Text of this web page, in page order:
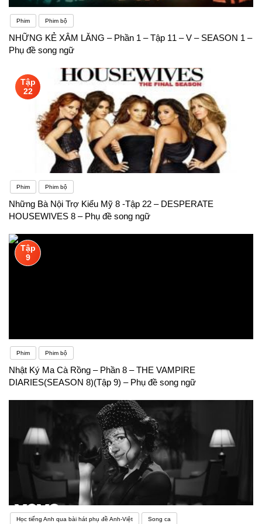
Phim Phim bộ
NHỮNG KẺ XÂM LĂNG – Phần 1 – Tập 11 – V – SEASON 1 –
Phụ đề song ngữ
Tập
22
Phim Phim bộ
Những Bà Nội Trợ Kiểu Mỹ 8 -Tập 22 – DESPERATE
HOUSEWIVES 8 – Phụ đề song ngữ
Tập
9
Phim Phim bộ
Nhật Ký Ma Cà Rồng – Phần 8 – THE VAMPIRE
DIARIES(SEASON 8)(Tập 9) – Phụ đề song ngữ
Học tiếng Anh qua bài hát phụ đề Anh-Việt Song ca